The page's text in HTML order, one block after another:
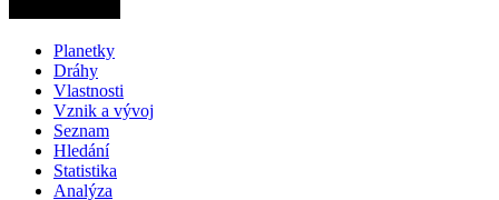
Planetky
Dráhy
Vlastnosti
Vznik a vývoj
Seznam
Hledání
Statistika
Analýza